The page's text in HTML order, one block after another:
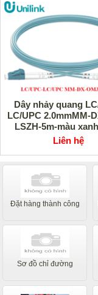
Dây nhảy quang
LC/UPC 2.0mmMM-
LSZH-5m-màu
Unilink UNI-10027
Liên hệ
Đặt hàng thành công
Sơ đồ chỉ đường